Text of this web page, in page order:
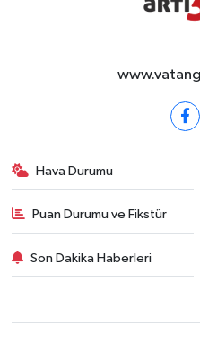
Hava Durumu
Puan Durumu ve Fikstür
Son Dakika Haberleri